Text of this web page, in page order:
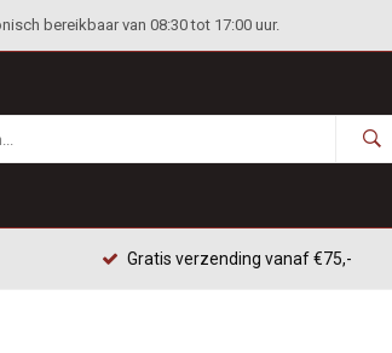
bereikbaar van 08:30 tot 17:00 uur.
Gratis verzending vanaf €75,-